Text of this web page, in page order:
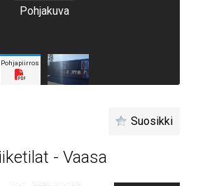
Pohjakuva
Pohjapiirros
Suosikki
- Vaasa